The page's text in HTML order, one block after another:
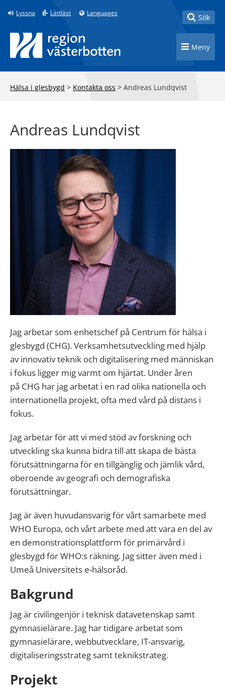
Till innehåll på sidan
Lyssna Lättläst Languages Toggle
Sök
Toggle
Meny
Hälsa i glesbygd > Kontakta oss > Andreas Lundqvist
Andreas Lundqvist
Jag arbetar som enhetschef på Centrum för hälsa i
glesbygd (CHG). Verksamhetsutveckling med hjälp
av innovativ teknik och digitalisering med människan
i fokus ligger mig varmt om hjärtat. Under åren
på CHG har jag arbetat i en rad olika nationella och
internationella projekt, ofta med vård på distans i
fokus.
Jag arbetar för att vi med stöd av forskning och
utveckling ska kunna bidra till att skapa de bästa
förutsättningarna för en tillgänglig och jämlik vård,
oberoende av geografi och demografiska
förutsättningar.
Jag är även huvudansvarig för vårt samarbete med
WHO Europa, och vårt arbete med att vara en del av
en demonstrationsplattform för primärvård i
glesbygd för WHO:s räkning. Jag sitter även med i
Umeå Universitets e-hälsoråd.
Bakgrund
Jag är civilingenjör i teknisk datavetenskap samt
gymnasielärare. Jag har tidigare arbetat som
gymnasielärare, webbutvecklare, IT-ansvarig,
digitaliseringsstrateg samt teknikstrateg.
Projekt